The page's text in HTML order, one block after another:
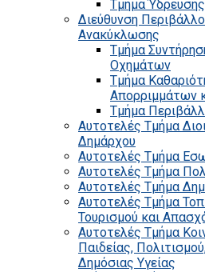
Τμήμα
Διεύθυνση
Ανακύκλωσης
Τμήμα
Οχημάτων
Τμήμα
Απορριμμάτων
Τμήμα
Αυτοτελές Τμήμα
Δημάρχου
Αυτοτελές Τμήμα
Αυτοτελές Τμήμα
Αυτοτελές Τμήμα
Αυτοτελές Τμήμα
Τουρισμού και
Αυτοτελές Τμήμα
Παιδείας,
Δημόσιας Υγείας